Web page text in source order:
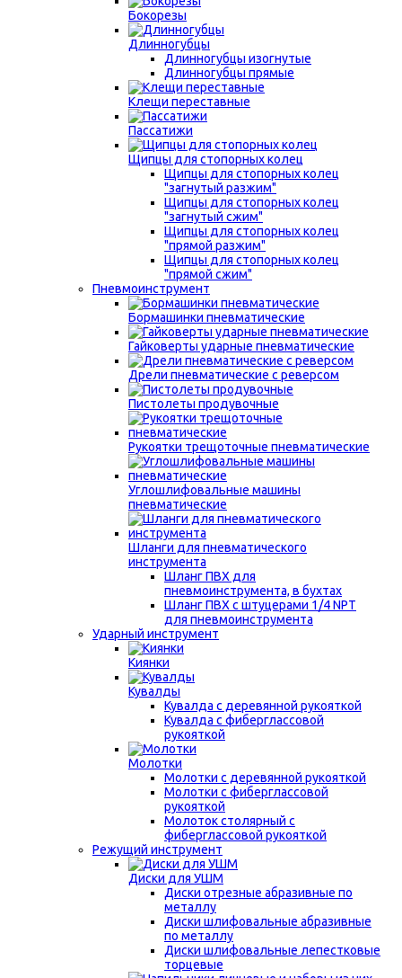
Бокорезы
Длинногубцы
Длинногубцы изогнутые
Длинногубцы прямые
Клещи переставные
Пассатижи
Щипцы для стопорных колец
Щипцы для стопорных колец
"загнутый разжим"
Щипцы для стопорных колец
"загнутый сжим"
Щипцы для стопорных колец
"прямой разжим"
Щипцы для стопорных колец
"прямой сжим"
Пневмоинструмент
Бормашинки пневматические
Гайковерты ударные пневматические
Дрели пневматические с реверсом
Пистолеты продувочные
Рукоятки трещоточные пневматические
Углошлифовальные машины
пневматические
Шланги для пневматического
инструмента
Шланг ПВХ для
пневмоинструмента, в бухтах
Шланг ПВХ с штуцерами 1/4 NPT
для пневмоинструмента
Ударный инструмент
Киянки
Кувалды
Кувалда с деревянной рукояткой
Кувалда с фиберглассовой
рукояткой
Молотки
Молотки с деревянной рукояткой
Молотки с фиберглассовой
рукояткой
Молоток столярный с
фиберглассовой рукояткой
Режущий инструмент
Диски для УШМ
Диски отрезные абразивные по
металлу
Диски шлифовальные абразивные
по металлу
Диски шлифовальные лепестковые
торцевые